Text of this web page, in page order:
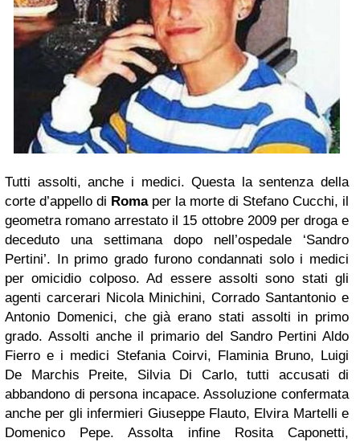
Tutti assolti, anche i medici. Questa la sentenza della
corte d’appello di Romaper la morte di Stefano Cucchi, il
geometra romano arrestato il 15 ottobre 2009 per droga e
deceduto una settimana dopo nell’ospedale ‘Sandro
Pertini’. In primo grado furono condannati solo i medici
per omicidio colposo. Ad essere assolti sono stati gli
agenti carcerari Nicola Minichini, Corrado Santantonio e
Antonio Domenici, che già erano stati assolti in primo
grado. Assolti anche il primario del Sandro Pertini Aldo
Fierro e i medici Stefania Coirvi, Flaminia Bruno, Luigi
De Marchis Preite, Silvia Di Carlo, tutti accusati di
abbandono di persona incapace. Assoluzione confermata
anche per gli infermieri Giuseppe Flauto, Elvira Martelli e
Domenico Pepe. Assolta infine Rosita Caponetti,